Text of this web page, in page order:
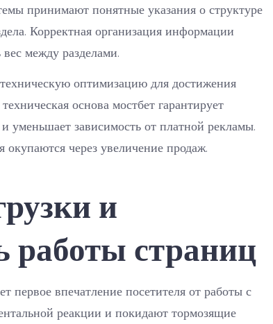
принимают понятные указания о структуре
Корректная организация информации
вес между разделами.
оптимизацию для достижения
основа мостбет гарантирует
уменьшает зависимость от платной рекламы.
через увеличение продаж.
и
работы страниц
первое впечатление посетителя от работы с
реакции и покидают тормозящие